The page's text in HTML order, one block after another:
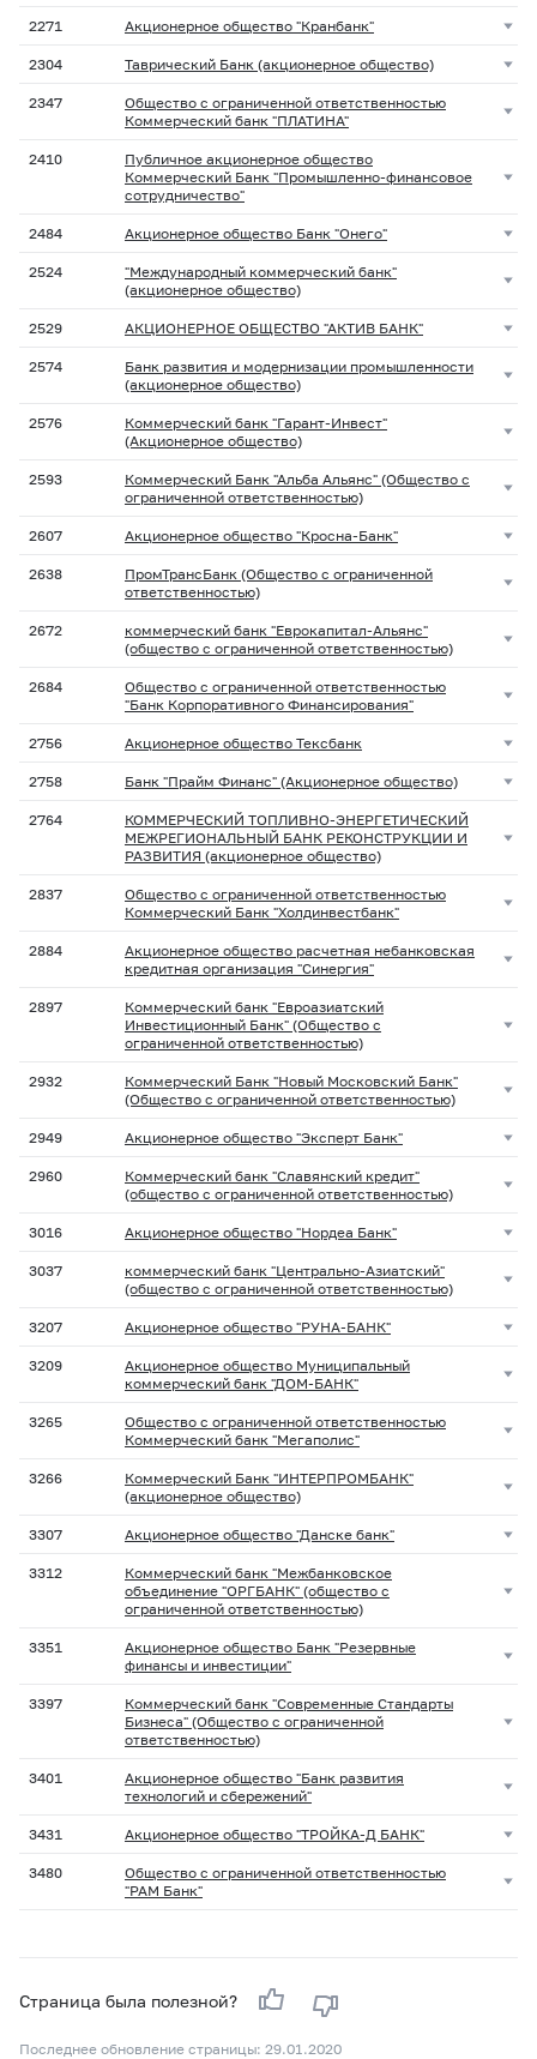
2271 Акционерное общество "Кранбанк"
2304 Таврический Банк (акционерное общество)
2347
Общество с ограниченной ответственностью
Коммерческий банк "ПЛАТИНА"
2410
Публичное акционерное общество
Коммерческий Банк "Промышленно-финансовое
сотрудничество"
2484 Акционерное общество Банк "Онего"
2524
"Международный коммерческий банк"
(акционерное общество)
2529 АКЦИОНЕРНОЕ ОБЩЕСТВО "АКТИВ БАНК"
2574
Банк развития и модернизации промышленности
(акционерное общество)
2576
Коммерческий банк "Гарант-Инвест"
(Акционерное общество)
2593
Коммерческий Банк "Альба Альянс" (Общество с
ограниченной ответственностью)
2607 Акционерное общество "Кросна-Банк"
2638
ПромТрансБанк (Общество с ограниченной
ответственностью)
2672
коммерческий банк "Еврокапитал-Альянс"
(общество с ограниченной ответственностью)
2684
Общество с ограниченной ответственностью
"Банк Корпоративного Финансирования"
2756 Акционерное общество Тексбанк
2758 Банк "Прайм Финанс" (Акционерное общество)
2764
КОММЕРЧЕСКИЙ ТОПЛИВНО-ЭНЕРГЕТИЧЕСКИЙ
МЕЖРЕГИОНАЛЬНЫЙ БАНК РЕКОНСТРУКЦИИ И
РАЗВИТИЯ (акционерное общество)
2837
Общество с ограниченной ответственностью
Коммерческий Банк "Холдинвестбанк"
2884
Акционерное общество расчетная небанковская
кредитная организация "Синергия"
2897
Коммерческий банк "Евроазиатский
Инвестиционный Банк" (Общество с
ограниченной ответственностью)
2932
Коммерческий Банк "Новый Московский Банк"
(Общество с ограниченной ответственностью)
2949 Акционерное общество "Эксперт Банк"
2960
Коммерческий банк "Славянский кредит"
(общество с ограниченной ответственностью)
3016 Акционерное общество "Нордеа Банк"
3037
коммерческий банк "Центрально-Азиатский"
(общество с ограниченной ответственностью)
3207 Акционерное общество "РУНА-БАНК"
3209
Акционерное общество Муниципальный
коммерческий банк "ДОМ-БАНК"
3265
Общество с ограниченной ответственностью
Коммерческий банк "Мегаполис"
3266
Коммерческий Банк "ИНТЕРПРОМБАНК"
(акционерное общество)
3307 Акционерное общество "Данске банк"
3312
Коммерческий банк "Межбанковское
объединение "ОРГБАНК" (общество с
ограниченной ответственностью)
3351
Акционерное общество Банк "Резервные
финансы и инвестиции"
3397
Коммерческий банк "Современные Стандарты
Бизнеса" (Общество с ограниченной
ответственностью)
3401
Акционерное общество "Банк развития
технологий и сбережений"
3431 Акционерное общество "ТРОЙКА-Д БАНК"
3480
Общество с ограниченной ответственностью
"РАМ Банк"
Страница была полезной?
Последнее обновление страницы: 29.01.2020